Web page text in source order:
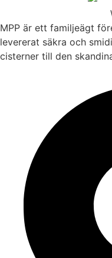
MPP är ett familjeägt
levererat säkra och
cisterner till den